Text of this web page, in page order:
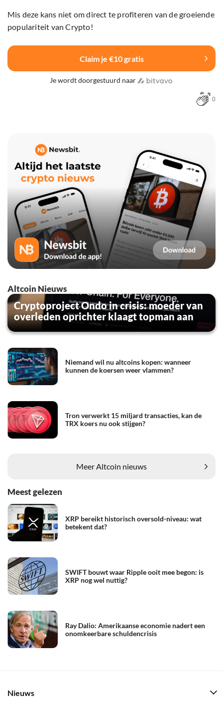
Mis deze kans niet om direct te profiteren van de groeiende
populariteit van Crypto!
Claim je €10 gratis
Je wordt doorgestuurd naar
0
Altcoin Nieuws
Cryptoproject Ondo in crisis: moeder van
overleden oprichter klaagt topman aan
Niemand wil nu altcoins kopen: wanneer
kunnen de koersen weer vlammen?
Tron verwerkt 15 miljard transacties, kan de
TRX koers nu ook stijgen?
Meer Altcoin nieuws
Meest gelezen
XRP bereikt historisch oversold-niveau: wat
betekent dat?
SWIFT bouwt waar Ripple ooit mee begon: is
XRP nog wel nuttig?
Ray Dalio: Amerikaanse economie nadert een
onomkeerbare schuldencrisis
Nieuws